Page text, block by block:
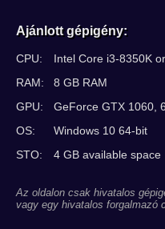
Ajánlott gépigény:
CPU:
Intel Core i3-8350K
RAM:
8 GB RAM
GPU:
GeForce GTX 1060,
OS:
Windows 10 64-bit
STO:
4 GB available space
Az oldalon csak hivatalos
vagy egy hivatalos forgalmazó